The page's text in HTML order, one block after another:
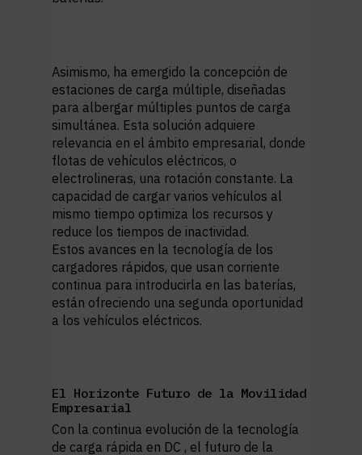
Asimismo, ha emergido la concepción de
estaciones de carga múltiple, diseñadas
para albergar múltiples puntos de carga
simultánea. Esta solución adquiere
relevancia en el ámbito empresarial, donde
flotas de vehículos eléctricos, o
electrolineras, una rotación constante. La
capacidad de cargar varios vehículos al
mismo tiempo optimiza los recursos y
reduce los tiempos de inactividad.
Estos avances en la tecnología de los
cargadores rápidos, que usan corriente
continua para introducirla en las baterías,
están ofreciendo una segunda oportunidad
a los vehículos eléctricos.
El Horizonte Futuro de la Movilidad
Empresarial
Con la continua evolución de la tecnología
de carga rápida en DC , el futuro de la